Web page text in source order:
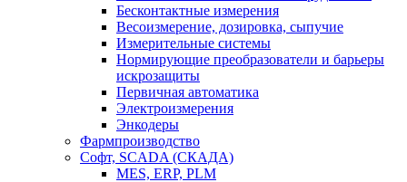
Бесконтактные измерения
Весоизмерение, дозировка, сыпучие
Измерительные системы
Нормирующие преобразователи и барьеры
искрозащиты
Первичная автоматика
Электроизмерения
Энкодеры
Фармпроизводство
Софт, SCADA (СКАДА)
MES, ERP, PLM